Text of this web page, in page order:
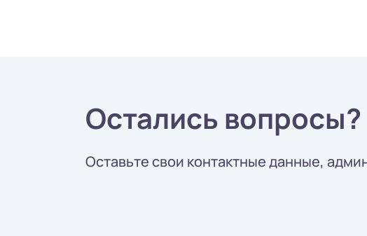
Остались вопросы?
Оставьте свои контактные данные,